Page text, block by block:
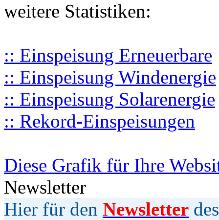
weitere Statistiken:
:: Einspeisung Erneuerbare
:: Einspeisung Windenergie
:: Einspeisung Solarenergie
:: Rekord-Einspeisungen
Diese Grafik für Ihre
Newsletter
Hier für den Newsletter